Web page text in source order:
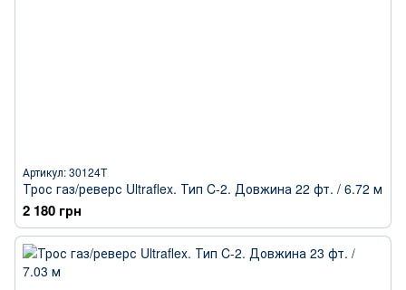
Артикул: 30124T
Трос газ/реверс Ultraflex. Тип C-2. Довжина 22 фт. / 6.72 м
2 180 грн